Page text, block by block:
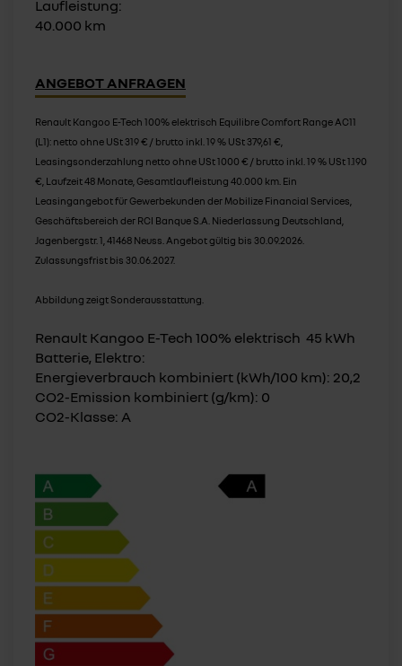
Laufleistung:
40.000 km
ANGEBOT ANFRAGEN
Renault Kangoo E-Tech 100% elektrisch Equilibre Comfort Range AC11
(L1): netto ohne USt 319 € / brutto inkl. 19 % USt 379,61 €,
Leasingsonderzahlung netto ohne USt 1000 € / brutto inkl. 19 % USt 1.190
€, Laufzeit 48 Monate, Gesamtlaufleistung 40.000 km. Ein
Leasingangebot für Gewerbekunden der Mobilize Financial Services,
Geschäftsbereich der RCI Banque S.A. Niederlassung Deutschland,
Jagenbergstr. 1, 41468 Neuss. Angebot gültig bis 30.09.2026.
Zulassungsfrist bis 30.06.2027.
Abbildung zeigt Sonderausstattung.
Renault Kangoo E-Tech 100% elektrisch 45 kWh
Batterie, Elektro:
Energieverbrauch kombiniert (kWh/100 km): 20,2
CO2-Emission kombiniert (g/km): 0
CO2-Klasse: A